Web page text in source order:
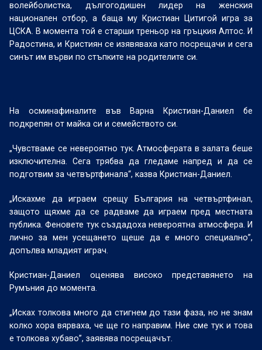
волейболистка, дългогодишен лидер на женския
национален отбор, а баща му Кристиан Цитигой игра за
ЦСКА. В момента той е старши треньор на гръцкия Алтос. И
Радостина, и Кристиян се изявяваха като посрещачи и сега
синът им върви по стъпките на родителите си.
На осминафиналите във Варна Кристиан-Даниел бе
подкрепян от майка си и семейството си.
„Чувстваме се невероятно тук. Атмосферата в залата беше
изключителна. Сега трябва да гледаме напред и да се
подготвим за четвъртфинала“, казва Кристиан-Даниел.
„Искахме да играем срещу България на четвъртфинал,
защото щяхме да се радваме да играем пред местната
публика. Феновете тук създадоха невероятна атмосфера. И
лично за мен усещането щеше да е много специално”,
допълва младият играч.
Кристиан-Даниел оценява високо представянето на
Румъния до момента.
„Исках толкова много да стигнем до тази фаза, но не знам
колко хора вярваха, че ще го направим. Ние сме тук и това
е толкова хубаво”, заявява посрещачът.